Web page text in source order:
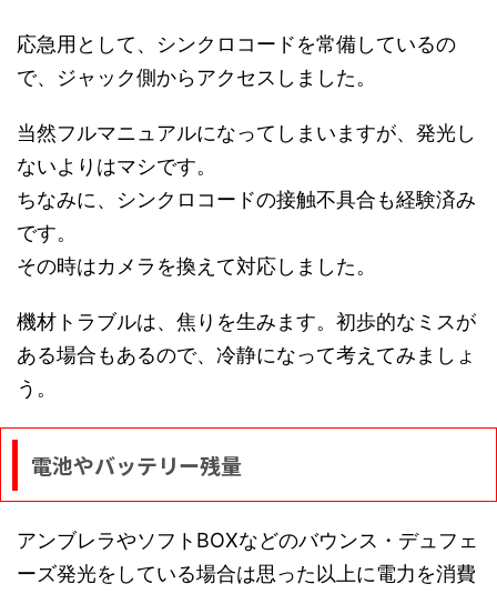
応急用として、シンクロコードを常備しているの
で、ジャック側からアクセスしました。
当然フルマニュアルになってしまいますが、発光し
ないよりはマシです。
ちなみに、シンクロコードの接触不具合も経験済み
です。
その時はカメラを換えて対応しました。
機材トラブルは、焦りを生みます。初歩的なミスが
ある場合もあるので、冷静になって考えてみましょ
う。
電池やバッテリー残量
アンブレラやソフトBOXなどのバウンス・デュフェ
ーズ発光をしている場合は思った以上に電力を消費